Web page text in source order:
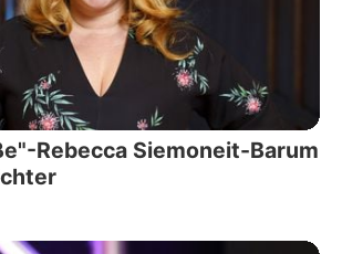
Rebecca Siemoneit-Barum